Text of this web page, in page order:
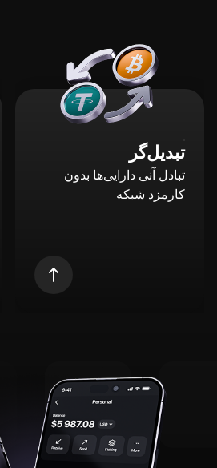
تبدیل‌گر
تبادل آنی دارایی‌ها بدون
کارمزد شبکه